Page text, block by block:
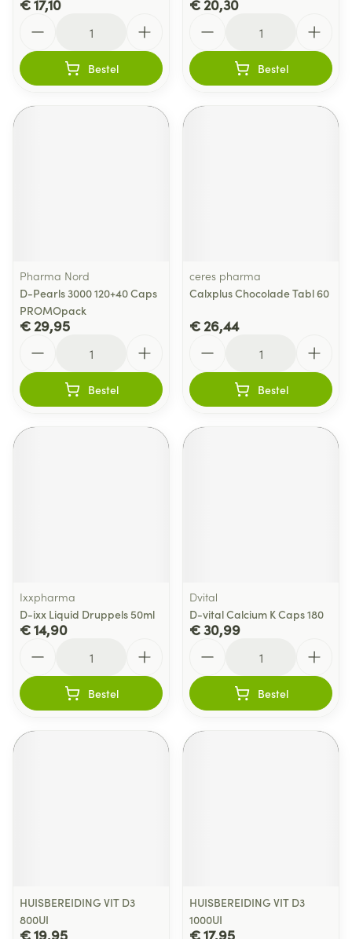
€ 17,10
Bestel
€ 20,30
Bestel
Pharma Nord
D-Pearls 3000 120+40 Caps
PROMOpack
€ 29,95
Bestel
ceres pharma
Calxplus Chocolade Tabl 60
€ 26,44
Bestel
Ixxpharma
D-ixx Liquid Druppels 50ml
€ 14,90
Bestel
Dvital
D-vital Calcium K Caps 180
€ 30,99
Bestel
HUISBEREIDING VIT D3
800UI
€ 19,95
HUISBEREIDING VIT D3
1000UI
€ 17,95